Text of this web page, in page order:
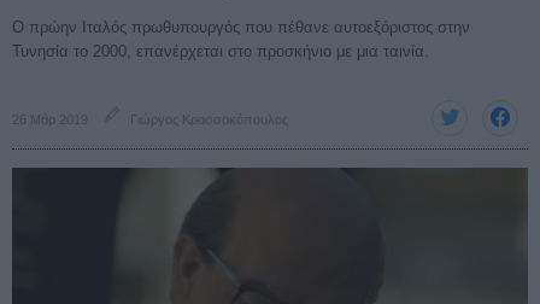
Ο πρώην Ιταλός πρωθυπουργός που πέθανε αυτοεξόριστος στην
Τυνησία το 2000, επανέρχεται στο προσκήνιο με μια ταινία.
26 Μάρ 2019 Γιώργος Κρασσακόπουλος